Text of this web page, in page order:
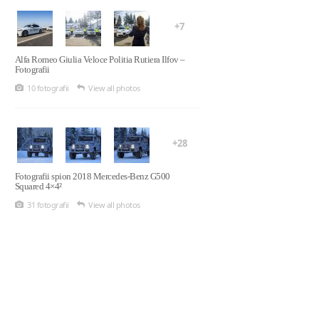
+7
Alfa Romeo Giulia Veloce Politia Rutiera Ilfov –
Fotografii
10 fotografii
View all photos
+28
Fotografii spion 2018 Mercedes-Benz G500
Squared 4×4²
31 fotografii
View all photos